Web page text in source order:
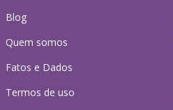
Blog
Quem somos
Fatos e Dados
Termos de uso